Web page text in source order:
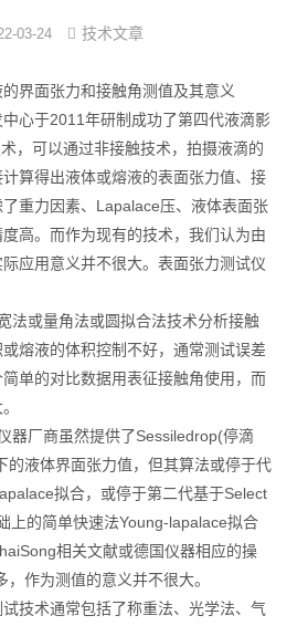
Flight）
03-24 技术文章
面张力和接触角测值及其意义
于2011年研制成功了第四代液滴影
，可以通过非接触技术，拍摄液滴的
算得出液体或熔液的表面张力值、接
重力因素、Lapalace压、液体表面张
高。而作为现有的技术，我们认为由
应用意义并不很大。表面张力测试仪
或量角法或圆拟合法技术分析接触
熔液的体积控制不好，通常测试误差
单的对比数据用表征接触角使用，而
厂商虽然提供了Sessiledrop(停滴
的液体界面张力值，但其算法或停于代
拟合，或停于第二代基于Select
上的简单快速法Young-lapalace拟合
相关文献或德国仪器相应的操
作为测值的意义并不很大。
术通常包括了称重法、光学法、气